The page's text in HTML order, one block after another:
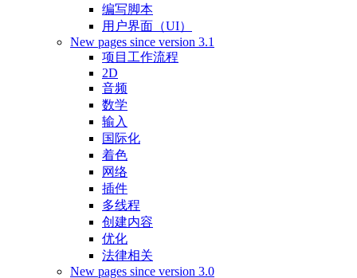
编写脚本
用户界面（UI）
New pages since version 3.1
项目工作流程
2D
音频
数学
输入
国际化
着色
网络
插件
多线程
创建内容
优化
法律相关
New pages since version 3.0